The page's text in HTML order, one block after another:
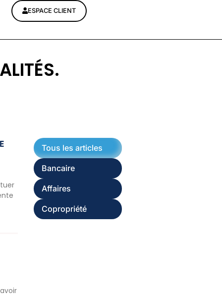
ESPACE CLIENT
Tous les articles
Bancaire
Affaires
Copropriété